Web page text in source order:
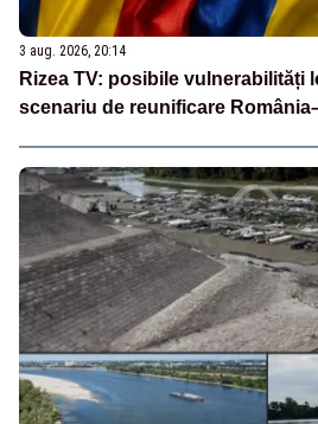
3 aug. 2026, 20:14
Rizea TV: posibile vulnerabilități
scenariu de reunificare